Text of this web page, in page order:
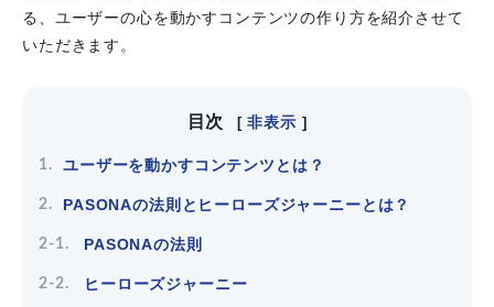
る、ユーザーの心を動かすコンテンツの作り方を紹介させて
いただきます。
目次 [非表示 ]
ユーザーを動かすコンテンツとは？
PASONAの法則とヒーローズジャーニーとは？
PASONAの法則
ヒーローズジャーニー